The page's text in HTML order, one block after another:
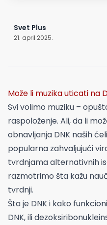
Svet Plus
21. april 2025.
Može li muzika uticati na
Svi volimo muziku –
raspoloženje. Ali, da li
obnavljanja DNK naših
popularna zahvaljujući
tvrdnjama alternativnih
razmotrimo šta kažu
tvrdnji.
Šta je DNK i kako
DNK, ili